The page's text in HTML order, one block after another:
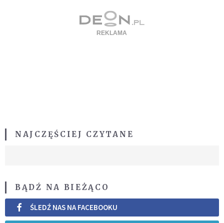
NAJCZĘŚCIEJ CZYTANE
BĄDŹ NA BIEŻĄCO
ŚLEDŹ NAS NA FACEBOOKU